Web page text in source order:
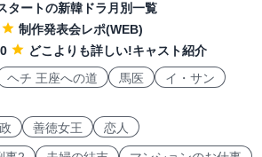
タートの新韓ドラ月別一覧
制作発表会レポ(WEB)
どこよりも詳しい!キャスト紹介
ヘチ 王座への道 馬医
イ・サン
善徳女王 恋人